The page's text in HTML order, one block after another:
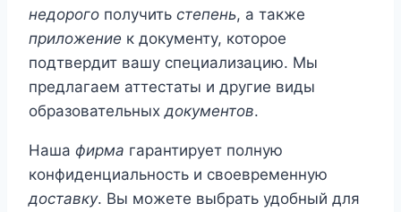
недорого получить степень, а также
приложение к документу, которое
подтвердит вашу специализацию. Мы
предлагаем аттестаты и другие виды
образовательных документов.
Наша фирма гарантирует полную
конфиденциальность и своевременную
доставку. Вы можете выбрать удобный для